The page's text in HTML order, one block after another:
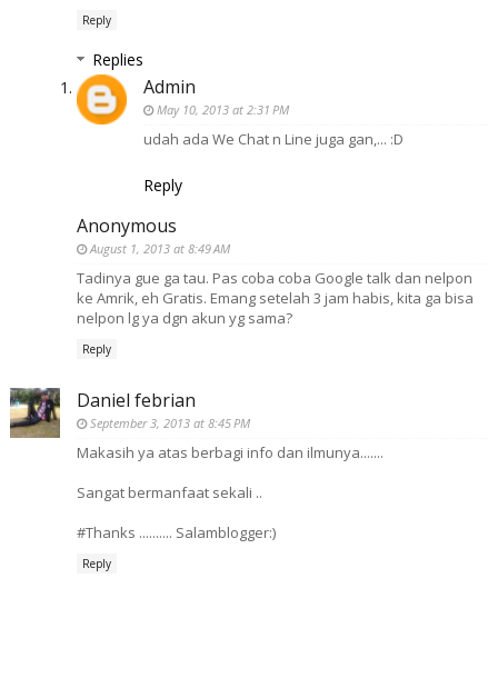
Reply
Replies
Admin
May 10, 2013 at 2:31 PM
udah ada We Chat n Line juga gan,... :D
Reply
Anonymous
August 1, 2013 at 8:49 AM
Tadinya gue ga tau. Pas coba coba Google talk dan nelpon
ke Amrik, eh Gratis. Emang setelah 3 jam habis, kita ga bisa
nelpon lg ya dgn akun yg sama?
Reply
Daniel febrian
September 3, 2013 at 8:45 PM
Makasih ya atas berbagi info dan ilmunya.......
Sangat bermanfaat sekali ..
#Thanks .......... Salamblogger:)
Reply